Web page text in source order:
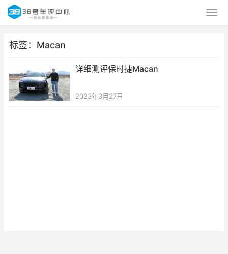
标签：Macan
详细测评保时捷Macan
2023年3月27日